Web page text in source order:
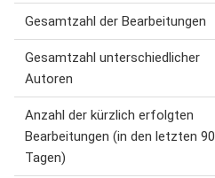
Gesamtzahl der Bearbeitungen
Gesamtzahl unterschiedlicher
Autoren
Anzahl der kürzlich erfolgten
Bearbeitungen (in den letzten 90
Tagen)